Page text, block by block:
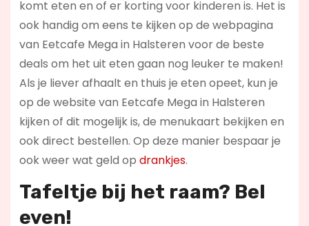
komt eten en of er korting voor kinderen is. Het is
ook handig om eens te kijken op de webpagina
van Eetcafe Mega in Halsteren voor de beste
deals om het uit eten gaan nog leuker te maken!
Als je liever afhaalt en thuis je eten opeet, kun je
op de website van Eetcafe Mega in Halsteren
kijken of dit mogelijk is, de menukaart bekijken en
ook direct bestellen. Op deze manier bespaar je
ook weer wat geld op drankjes.
Tafeltje bij het raam? Bel
even!